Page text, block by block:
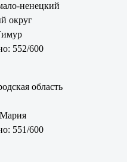
ненецкий
округ
552/600
область
Мария
551/600